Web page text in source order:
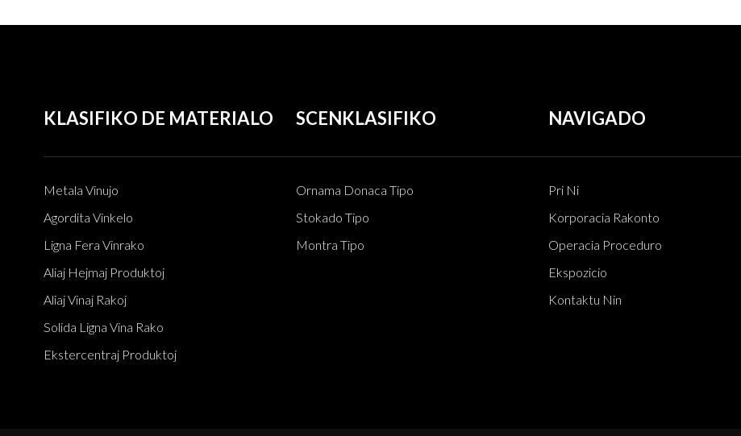
20-Botelo Moderna
Malgranda Ligna Vina
& Senstaranta Planka
KLASIFIKO DE MATERIALO
Metala Vinujo
Agordita Vinkelo
Ligna Fera Vinrako
Aliaj Hejmaj Produktoj
Aliaj Vinaj Rakoj
Solida Ligna Vina Rako
Ekstercentraj Produktoj
SCENKLASIFIKO
Ornama Donaca Tipo
Stokado Tipo
Montra Tipo
NAVIGADO
Pri Ni
Korporacia Rakonto
Operacia Proceduro
Ekspozicio
Kontaktu Nin